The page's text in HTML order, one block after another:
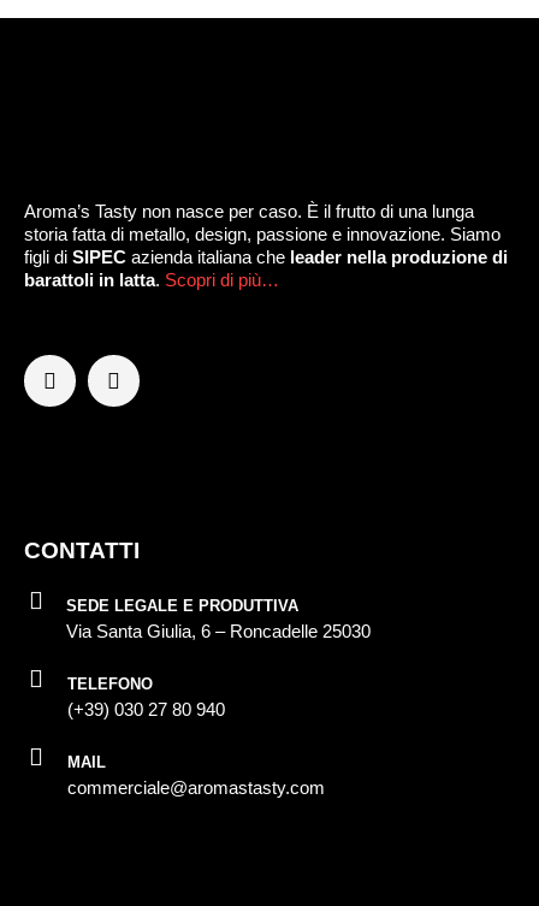
Aroma’s Tasty non nasce per caso. È il frutto di una lunga
storia fatta di metallo, design, passione e innovazione. Siamo
figli di SIPEC azienda italiana che leader nella produzione di
barattoli in latta. Scopri di più…
CONTATTI
SEDE LEGALE E PRODUTTIVA
Via Santa Giulia, 6 – Roncadelle 25030
TELEFONO
(+39) 030 27 80 940
MAIL
commerciale@aromastasty.com